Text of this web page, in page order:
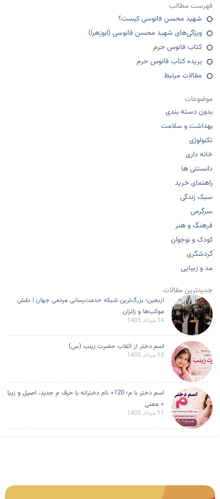
فهرست مطالب
شهید محسن فانوسی کیست؟
ویژگی‌های شهید محسن فانوسی (ابوزهرا)
کتاب فانوس حرم
بریده کتاب فانوس حرم
مقالات مرتبط
موضوعات
بدون دسته بندی
بهداشت و سلامت
تکنولوژی
خانه داری
دانستنی ها
راهنمای خرید
سبک زندگی
سرگرمی
فرهنگ و هنر
کودک و نوجوان
گردشگری
مد و زیبایی
جدیدترین مقالات
اربعین؛ بزرگ‌ترین شبکه خدمت‌رسانی مردمی جهان | نقش
موکب‌ها و زائران
14 مرداد, 1405
اسم دختر از القاب حضرت زینب (س)
13 مرداد, 1405
اسم دختر با م؛ 120+ نام دخترانه با حرف م جدید، اصیل و زیبا
+ معنی
11 مرداد, 1405